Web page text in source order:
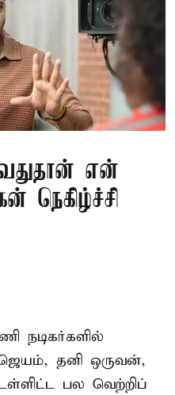
என்
நெகிழ்ச்சி
நடிகர்களில்
தனி ஒருவன்,
பல வெற்றிப்